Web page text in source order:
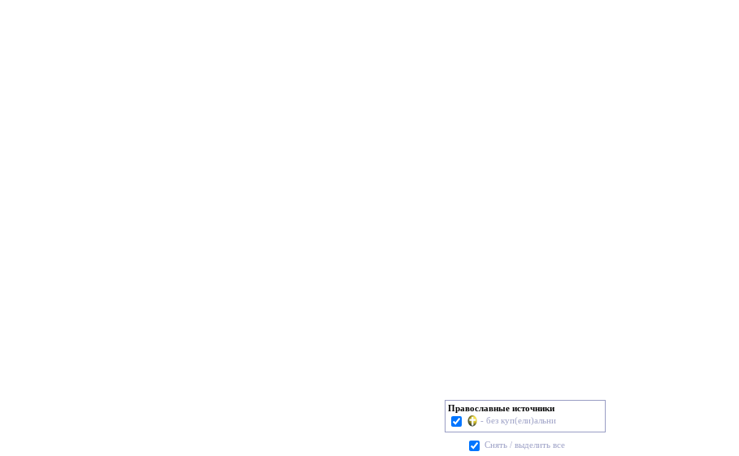
Православные источники
- без куп(ели)альни
Cнять / выделить все